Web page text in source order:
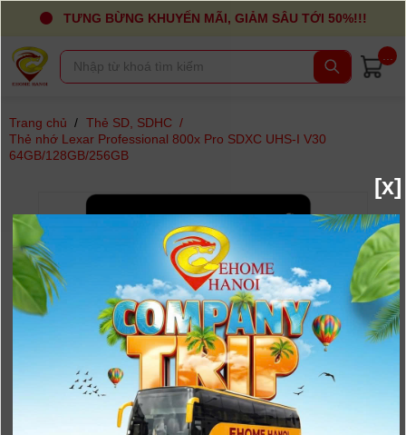
TƯNG BỪNG KHUYẾN MÃI, GIẢM SÂU TỚI 50%!!!
Trang chủ / Thẻ SD, SDHC /
Thẻ nhớ Lexar Professional 800x Pro SDXC UHS-I V30
64GB/128GB/256GB
[x]